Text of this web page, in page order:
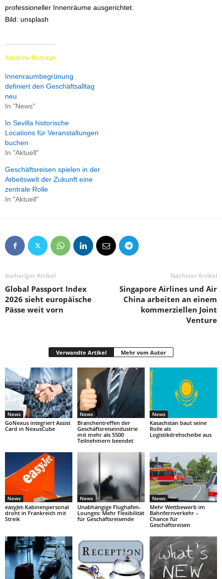
professioneller Innenräume ausgerichtet.
Bild: unsplash
Ähnliche Beiträge
Innenraumbegrünung
definiert den Geschäftsalltag
neu
In "News"
In Sevilla historische
Locations für Veranstaltungen
buchen
In "Aktuell"
Geschäftsreisen spielen in der
Arbeitswelt der Zukunft eine
zentrale Rolle
In "Aktuell"
Vorheriger Artikel
Global Passport Index
2026 sieht europäische
Pässe weit vorn
Nächster Artikel
Singapore Airlines und Air
China arbeiten an einem
kommerziellen Joint
Venture
Verwandte Artikel Mehr vom Autor
News
GoNexus integriert Assist
Card in NexusCube
News
Branchentreffen der
Geschäftsreiseindustrie
mit mehr als 5500
Teilnehmern beendet
News
Kasachstan baut seine
Rolle als
Logistikdrehscheibe aus
News
easyJet-Kabinenpersonal
droht in Frankreich mit
Streik
News
Unabhängige Flughafen-
Lounges: Mehr Flexibilität
für Geschäftsreisende
News
Mehr Wettbewerb im
Bahnfernverkehr –
Chance für
Geschäftsreisen